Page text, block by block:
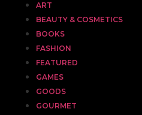
ART
BEAUTY & COSMETICS
BOOKS
FASHION
FEATURED
GAMES
GOODS
GOURMET